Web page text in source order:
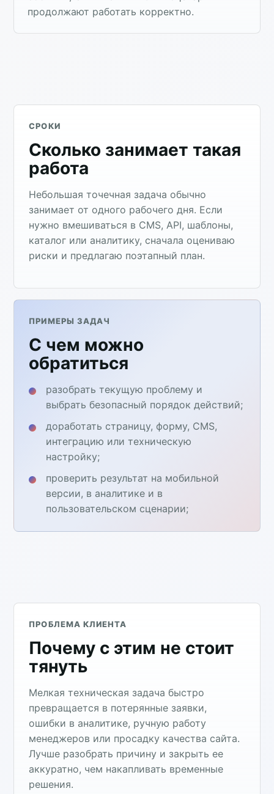
продолжают работать корректно.
СРОКИ
Сколько занимает такая
работа
Небольшая точечная задача обычно
занимает от одного рабочего дня. Если
нужно вмешиваться в CMS, API, шаблоны,
каталог или аналитику, сначала оцениваю
риски и предлагаю поэтапный план.
ПРИМЕРЫ ЗАДАЧ
С чем можно
обратиться
разобрать текущую проблему и
выбрать безопасный порядок действий;
доработать страницу, форму, CMS,
интеграцию или техническую
настройку;
проверить результат на мобильной
версии, в аналитике и в
пользовательском сценарии;
ПРОБЛЕМА КЛИЕНТА
Почему с этим не стоит
тянуть
Мелкая техническая задача быстро
превращается в потерянные заявки,
ошибки в аналитике, ручную работу
менеджеров или просадку качества сайта.
Лучше разобрать причину и закрыть ее
аккуратно, чем накапливать временные
решения.